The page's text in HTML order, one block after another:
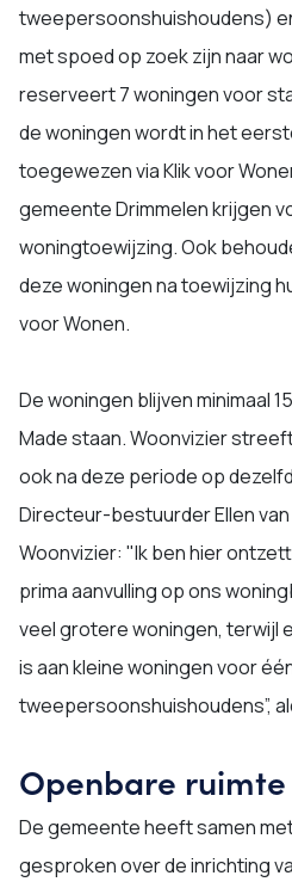
tweepersoonshuishoudens)
met spoed op zoek zijn naar
reserveert 7 woningen voor
de woningen wordt in het
toegewezen via Klik voor
gemeente Drimmelen krijgen
woningtoewijzing. Ook
deze woningen na toewijzing
voor Wonen.
De woningen blijven minimaal
Made staan. Woonvizier
ook na deze periode op
Directeur-bestuurder Ellen
Woonvizier: "Ik ben hier
prima aanvulling op ons
veel grotere woningen, terwijl
is aan kleine woningen voor
tweepersoonshuishoudens”,
Openbare ruimte
De gemeente heeft samen
gesproken over de inrichting